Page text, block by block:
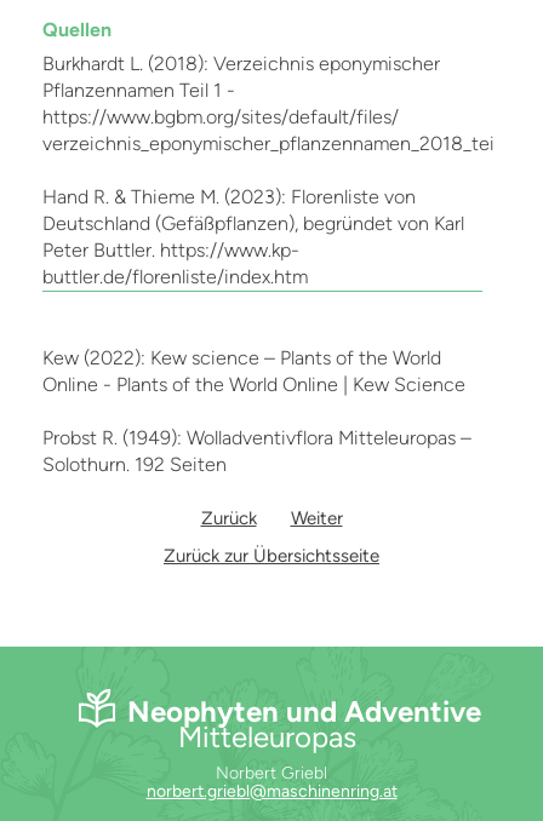
Quellen
Burkhardt L. (2018): Verzeichnis eponymischer
Pflanzennamen Teil 1 -
https://www.bgbm.org/sites/default/files/
Hand R. & Thieme M. (2023): Florenliste von
Deutschland (Gefäßpflanzen), begründet von Karl
Peter Buttler. https://www.kp-
buttler.de/florenliste/index.htm
Kew (2022): Kew science – Plants of the World
Online - Plants of the World Online | Kew Science
Probst R. (1949): Wolladventivflora Mitteleuropas –
Solothurn. 192 Seiten
Zurück
Weiter
Zurück zur Übersichtsseite
Neophyten und Adventive
Mitteleuropas
Norbert Griebl
norbert.griebl@maschinenring.at